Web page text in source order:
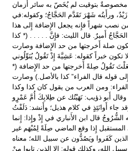
مخصوصةٌ بتوقيت لم يُخَصّ به سائر أزمان
ورأَيتُه شَهْرَ تَقَدَّم الحَجَّاجُ؛ وكقوله:في
نصب شهراً فإِنه يجعل الإِضافة إِلى هذا
الحَجَّاجُ أَميرٌ. قال الليث: فإِنَّ . . . . . (* كذا
صلة أَخرجتها من حد الإِضافة وصارت
تكون خبراً كقوله: عَشِيَّةَ إِذْ تَقُولُ يُنَوِّلُوني
تَقُولُ صِلةً أَخرجتها من حد الإِضافة (*
قوله قال الفراء” كذا بالأصل.) وصارت
ومن العرب من يقول كان كذا وكذا
أَبو ذؤيب: نَهَيْتُك عن طِلابِكَ أُمَّ عَمْرٍو
جاء أَوانَئِذٍ في كلام هذيل؛ وأَنشد: دَلَفْتُ
قال ابن الأَنباري في إِذْ وإِذا: إِنما
إِذا وقع الماضي صِلَةً لِمُبْهَم غير
كَفَروا ويَصُدُّون عن سبيل الله؛ معناه
الله، وكذلك قوله: إِلا الذين تابوا مِنْ